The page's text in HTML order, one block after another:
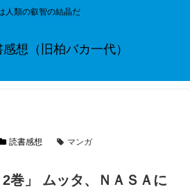
人類の叡智の結晶だ
想（旧柏バカ一代）
読書感想 マンガ
巻」 ムッタ、ＮＡＳＡに